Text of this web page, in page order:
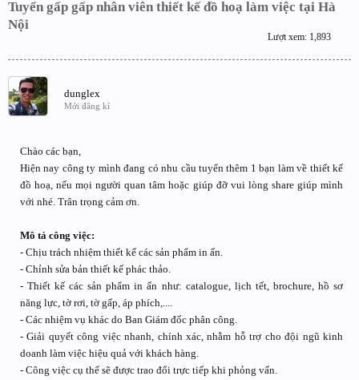
Tuyển gấp gấp nhân viên thiết kế đồ hoạ làm việc tại Hà
Nội
Lượt xem: 1,893
dunglex
Mới đăng kí
Chào các bạn,
Hiện nay công ty mình đang có nhu cầu tuyển thêm 1 bạn làm về thiết kế
đồ hoạ, nếu mọi người quan tâm hoặc giúp đỡ vui lòng share giúp mình
với nhé. Trân trọng cảm ơn.
Mô tả công việc:
- Chịu trách nhiệm thiết kế các sản phẩm in ấn.
- Chỉnh sửa bản thiết kế phác thảo.
- Thiết kế các sản phẩm in ấn như: catalogue, lịch tết, brochure, hồ sơ
năng lực, tờ rơi, tờ gấp, áp phích,....
- Các nhiệm vụ khác do Ban Giám đốc phân công.
- Giải quyết công việc nhanh, chính xác, nhằm hỗ trợ cho đội ngũ kinh
doanh làm việc hiệu quả với khách hàng.
- Công việc cụ thể sẽ được trao đổi trực tiếp khi phỏng vấn.